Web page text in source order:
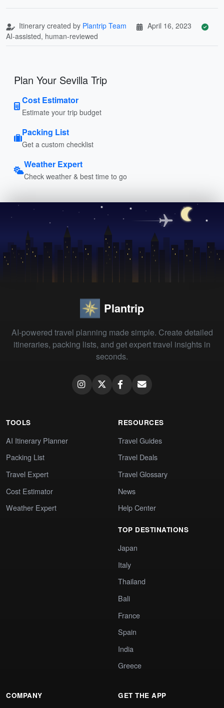
Itinerary created by Plantrip Team
April 16, 2023
AI-assisted, human-reviewed
Plan Your Sevilla Trip
Cost Estimator
Estimate your trip budget
Packing List
Get a custom checklist
Weather Expert
Check weather & best time to go
Plantrip
AI-powered travel planning made simple. Create detailed
itineraries, packing lists, and get expert travel insights in
seconds.
TOOLS
AI Itinerary Planner
Packing List
Travel Expert
Cost Estimator
Weather Expert
RESOURCES
Travel Guides
Travel Deals
Travel Glossary
News
Help Center
TOP DESTINATIONS
Japan
Italy
Thailand
Bali
France
Spain
India
Greece
COMPANY GET THE APP